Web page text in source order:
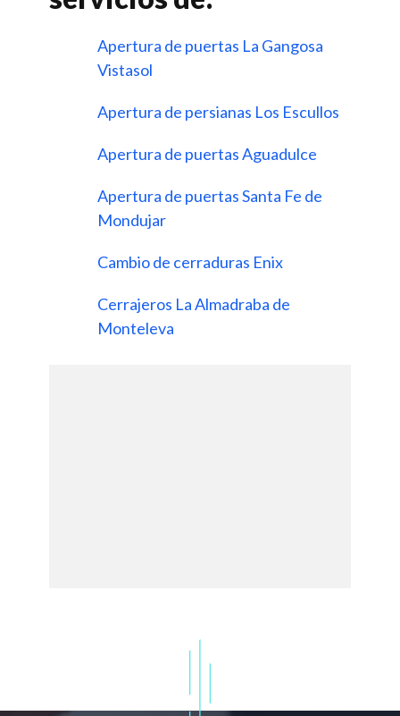
Apertura de puertas La Gangosa
Vistasol
Apertura de persianas Los Escullos
Apertura de puertas Aguadulce
Apertura de puertas Santa Fe de
Mondujar
Cambio de cerraduras Enix
Cerrajeros La Almadraba de
Monteleva